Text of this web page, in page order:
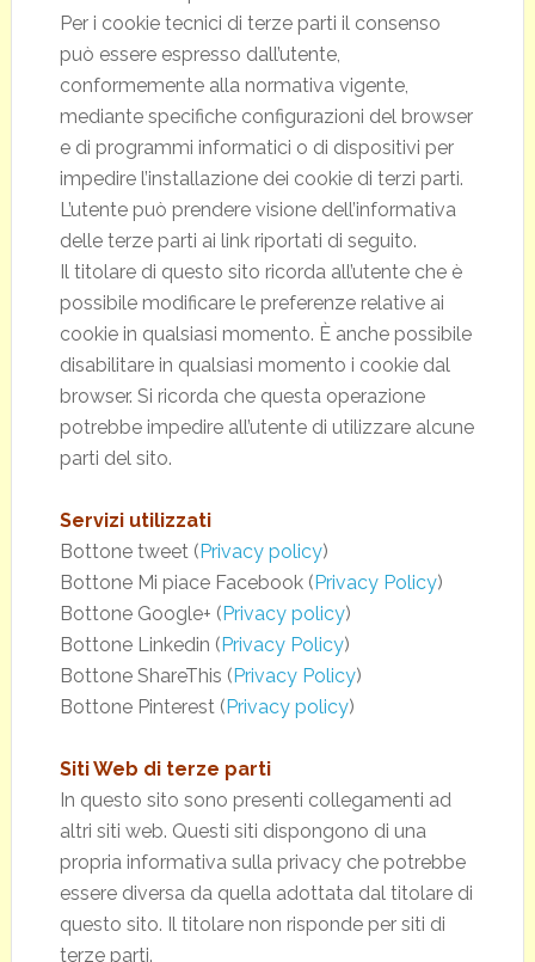
Per i cookie tecnici di terze parti il consenso
può essere espresso dall’utente,
conformemente alla normativa vigente,
mediante specifiche configurazioni del browser
e di programmi informatici o di dispositivi per
impedire l’installazione dei cookie di terzi parti.
L’utente può prendere visione dell’informativa
delle terze parti ai link riportati di seguito.
Il titolare di questo sito ricorda all’utente che è
possibile modificare le preferenze relative ai
cookie in qualsiasi momento. È anche possibile
disabilitare in qualsiasi momento i cookie dal
browser. Si ricorda che questa operazione
potrebbe impedire all’utente di utilizzare alcune
parti del sito.
Servizi utilizzati
Bottone tweet (Privacy policy)
Bottone Mi piace Facebook (Privacy Policy)
Bottone Google+ (Privacy policy)
Bottone Linkedin (Privacy Policy)
Bottone ShareThis (Privacy Policy)
Bottone Pinterest (Privacy policy)
Siti Web di terze parti
In questo sito sono presenti collegamenti ad
altri siti web. Questi siti dispongono di una
propria informativa sulla privacy che potrebbe
essere diversa da quella adottata dal titolare di
questo sito. Il titolare non risponde per siti di
terze parti.